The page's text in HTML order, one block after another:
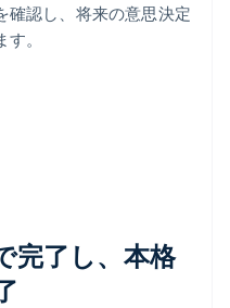
確認し、将来の意思決定
。
完了し、本格